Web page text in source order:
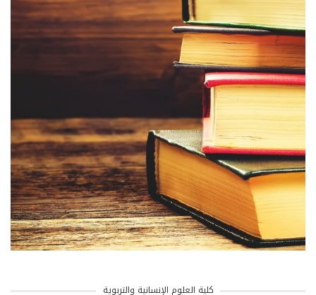
كلية العلوم الإنسانية والتربوية